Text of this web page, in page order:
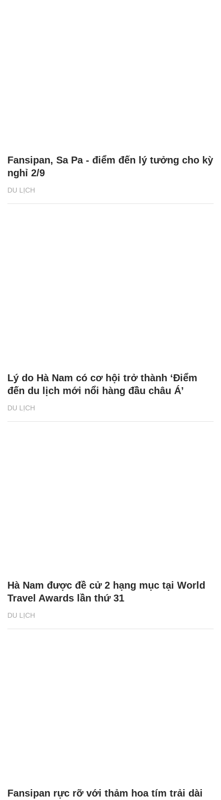
DU LỊCH
Fansipan, Sa Pa - điểm đến lý tưởng cho kỳ
nghỉ 2/9
DU LỊCH
Lý do Hà Nam có cơ hội trở thành ‘Điểm
đến du lịch mới nổi hàng đầu châu Á’
DU LỊCH
Hà Nam được đề cử 2 hạng mục tại World
Travel Awards lần thứ 31
Fansipan rực rỡ với thảm hoa tím trải dài